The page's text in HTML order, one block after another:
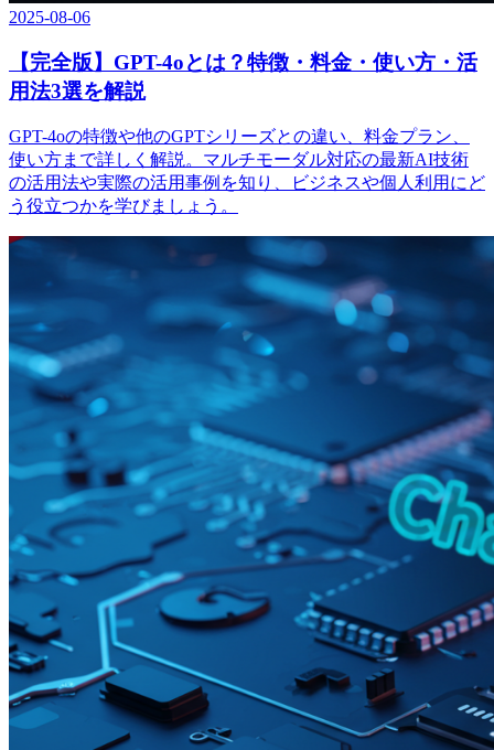
2025-08-06
【完全版】GPT-4oとは？特徴・料金・使い方・活
用法3選を解説
GPT-4oの特徴や他のGPTシリーズとの違い、料金プラン、
使い方まで詳しく解説。マルチモーダル対応の最新AI技術
の活用法や実際の活用事例を知り、ビジネスや個人利用にど
う役立つかを学びましょう。